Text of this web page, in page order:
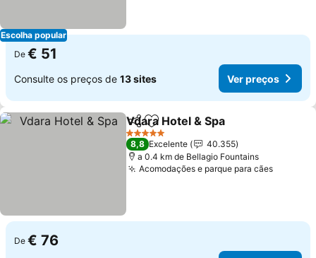
Escolha popular
De € 51
Consulte os preços de 13 sites Ver preços
PartilharAdicionar aos favoritos
Vdara Hotel & Spa
5 Estrelas
8,8 Excelente
40.355
a 0.4 km de Bellagio Fountains
Acomodações e parque para cães
De € 76